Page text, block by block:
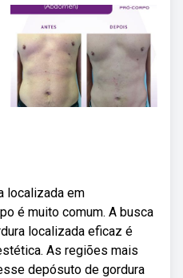
localizada em
é muito comum. A busca
localizada eficaz é
As regiões mais
depósuto de gordura